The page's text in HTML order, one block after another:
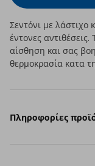
Σεντόνι με λάστιχο
έντονες
αίσθηση και σας
θερμοκρασία κατα
Πληροφορίες